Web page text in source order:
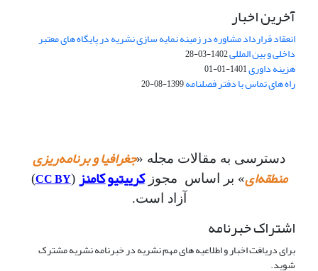
آخرین اخبار
انعقاد قرارداد مشاوره در زمینه نمایه سازی نشریه در پایگاه های معتبر
داخلی و بین المللی1402-03-28
هزینه داوری1401-01-01
راه های تماس با دفتر فصلنامه1399-08-20
دسترسی به مقالات مجله «جغرافیا و برنامه‌ریزی
منطقه‌ای» بر اساس مجوزکرییتیو کامنز (
CC BY
)
آزاد است.
اشتراک خبرنامه
برای دریافت اخبار و اطلاعیه های مهم نشریه در خبرنامه نشریه مشترک
شوید.